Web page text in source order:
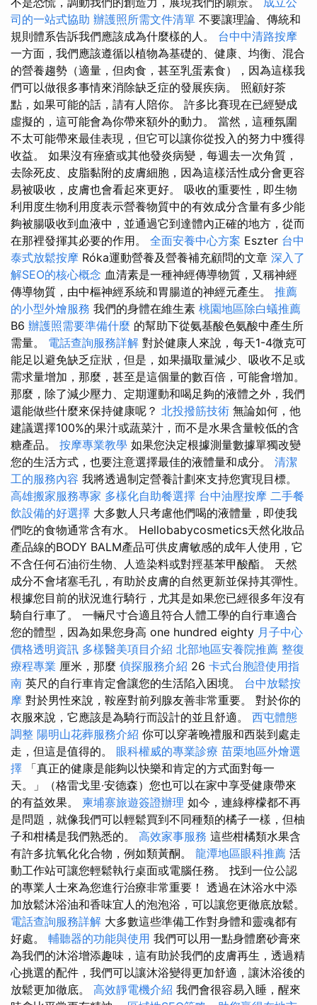
司的一站式協助 辦護照所需文件清單 不要讓理論、傳統和
規則體系告訴我們應該成為什麼樣的人。 台中中清路按摩
一方面，我們應該遵循以植物為基礎的、健康、均衡、混合
的營養趨勢（適量，但肉食，甚至乳蛋素食），因為這樣我
們可以做很多事情來消除缺乏症的發展疾病。 照顧好茶
點，如果可能的話，請有人陪你。 許多比賽現在已經變成
虛擬的，這可能會為你帶來額外的動力。 當然，這種氛圍
不太可能帶來最佳表現，但它可以讓你從投入的努力中獲得
收益。 如果沒有痤瘡或其他發炎病變，每週去一次角質，
去除死皮、皮脂黏附的皮膚細胞，因為這樣活性成分會更容
易被吸收，皮膚也會看起來更好。 吸收的重要性，即生物
利用度生物利用度表示營養物質中的有效成分含量有多少能
夠被腸吸收到血液中，並通過它到達體內正確的地方，從而
在那裡發揮其必要的作用。 全面安養中心方案 Eszter 台中
泰式放鬆按摩 Róka運動營養及營養補充顧問的文章 深入了
解SEO的核心概念 血清素是一種神經傳導物質，又稱神經
傳導物質，由中樞神經系統和胃腸道的神經元產生。 推薦
的小型外燴服務 我們的身體在維生素 桃園地區除白蟻推薦
B6 辦護照需要準備什麼 的幫助下從氨基酸色氨酸中產生所
需量。 電話查詢服務詳解 對於健康人來說，每天1-4微克可
能足以避免缺乏症狀，但是，如果攝取量減少、吸收不足或
需求量增加，那麼，甚至是這個量的數百倍，可能會增加。
那麼，除了減少壓力、定期運動和喝足夠的液體之外，我們
還能做些什麼來保持健康呢？ 北投撥筋技術 無論如何，他
建議選擇100%的果汁或蔬菜汁，而不是水果含量較低的含
糖產品。 按摩專業教學 如果您決定根據測量數據單獨改變
您的生活方式，也要注意選擇最佳的液體量和成分。 清潔
工的服務內容 我將透過制定營養計劃來支持您實現目標。
高雄搬家服務專家 多樣化自助餐選擇 台中油壓按摩 二手餐
飲設備的好選擇 大多數人只考慮他們喝的液體量，即使我
們吃的食物通常含有水。 Hellobabycosmetics天然化妝品
產品線的BODY BALM產品可供皮膚敏感的成年人使用，它
不含任何石油衍生物、人造染料或對羥基苯甲酸酯。 天然
成分不會堵塞毛孔，有助於皮膚的自然更新並保持其彈性。
根據您目前的狀況進行騎行，尤其是如果您已經很多年沒有
騎自行車了。 一輛尺寸合適且符合人體工學的自行車適合
您的體型，因為如果您身高 one hundred eighty 月子中心
價格透明資訊 多樣醫美項目介紹 北部地區安養院推薦 整復
療程專業 厘米，那麼 偵探服務介紹 26 卡式台胞證使用指
南 英尺的自行車肯定會讓您的生活陷入困境。 台中放鬆按
摩 對於男性來說，鞍座對前列腺友善非常重要。 對於你的
衣服來說，它應該是為騎行而設計的並且舒適。 西屯體態
調整 陽明山花葬服務介紹 你可以穿著晚禮服和西裝到處走
走，但這是值得的。 眼科權威的專業診療 苗栗地區外燴選
擇 「真正的健康是能夠以快樂和肯定的方式面對每一
天。」（格雷戈里·安德森）您也可以在家中享受健康帶來
的有益效果。 柬埔寨旅遊簽證辦理 如今，連綠檸檬都不再
是問題，就像我們可以輕鬆買到不同種類的橘子一樣，但柚
子和柑橘是我們熟悉的。 高效家事服務 這些柑橘類水果含
有許多抗氧化化合物，例如類黃酮。 龍潭地區眼科推薦 活
動工作站可讓您輕鬆執行桌面或電腦任務。 找到一位公認
的專業人士來為您進行治療非常重要！ 透過在沐浴水中添
加放鬆沐浴油和香味宜人的泡泡浴，可以讓您更徹底放鬆。
電話查詢服務詳解 大多數這些準備工作對身體和靈魂都有
好處。 輔聽器的功能與使用 我們可以用一點身體磨砂膏來
為我們的沐浴增添趣味，這有助於我們的皮膚再生，透過精
心挑選的配件，我們可以讓沐浴變得更加舒適，讓沐浴後的
放鬆更加徹底。 高效靜電機介紹 我們會很容易入睡，醒來